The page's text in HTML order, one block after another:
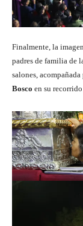
Finalmente, la
padres de familia de
salones, acompañada
Bosco en su recorrido